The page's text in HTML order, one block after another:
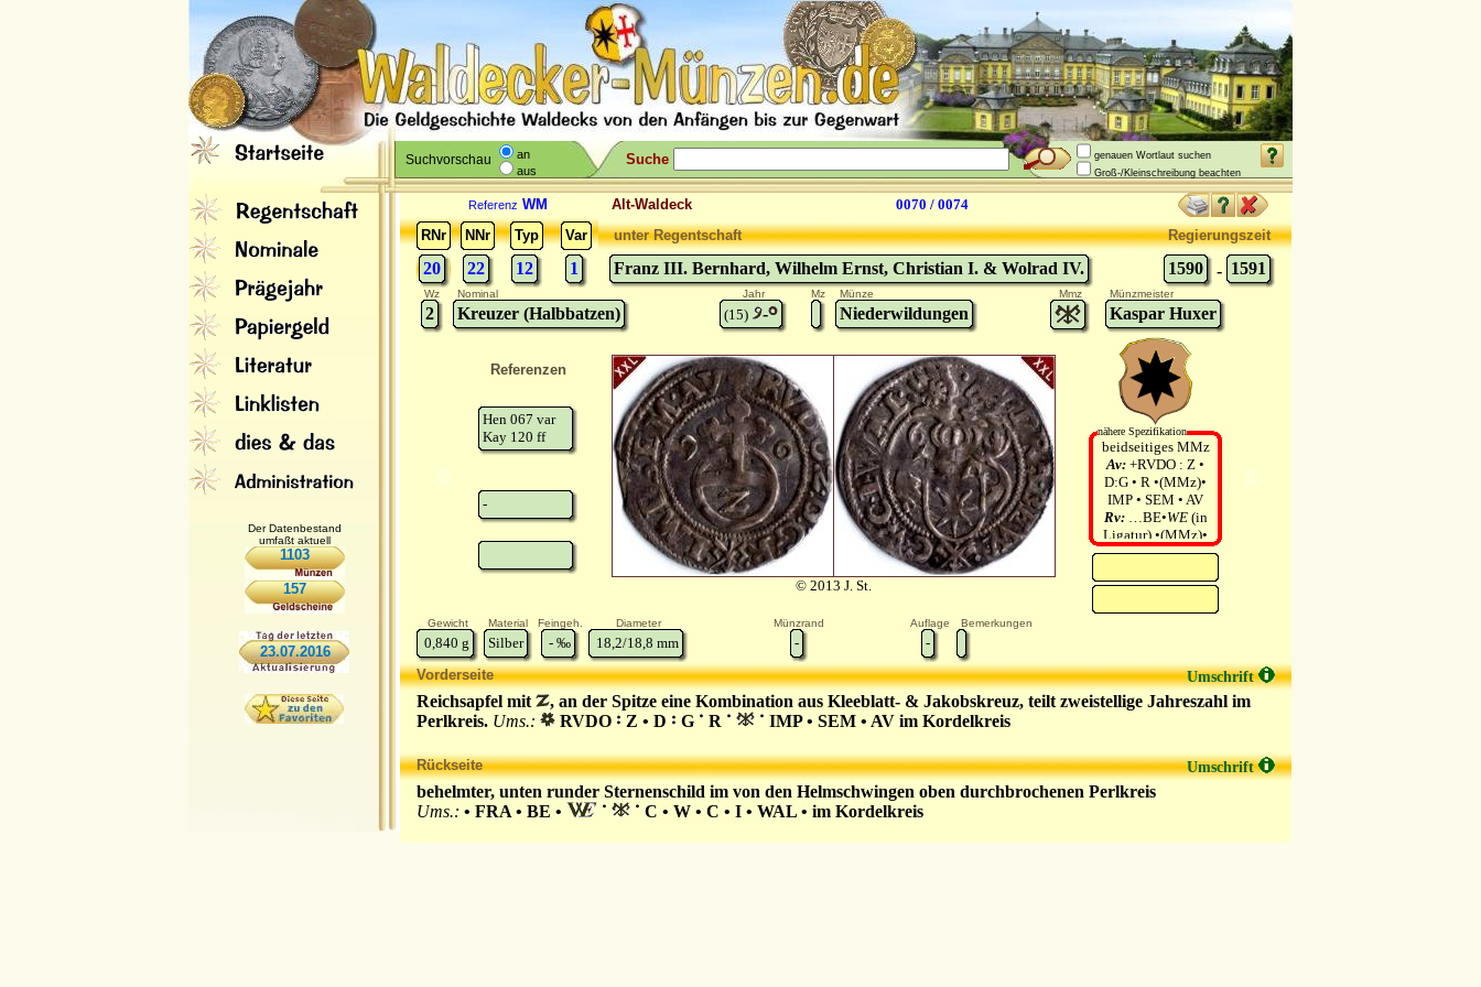
Suchvorschau
an
aus
Suche
genauen Wortlaut suchen
Groß-/Kleinschreibung beachten
Der Datenbestand
umfaßt aktuell
1103
157
23.07.2016
Referenz WM Alt-Waldeck
0070 / 0074
RNr
NNr Typ Var
20 22 12 1
unter Regentschaft Regierungszeit
Franz III. Bernhard, Wilhelm Ernst, Christian I. & Wolrad IV. 1590 - 1591
Wz Nominal Jahr Mz Münze Mmz Münzmeister
2 Kreuzer (Halbbatzen) (15) - Niederwildungen Kaspar Huxer
Referenzen
Hen 067 var
Kay 120 ff
-
© 2013 J. St.
nähere Spezifikation
beidseitiges MMz
Av: +RVDO : Z •
D:G • R •(MMz)•
IMP • SEM • AV
Rv: …BE•WE(in
Ligatur) •(MMz)•
C•W • C•I•WAL•
Gewicht Material Feingeh. Diameter Münzrand Auflage Bemerkungen
0,840 g Silber - ‰ 18,2/18,8 mm - -
Umschrift
Vorderseite
Reichsapfel mit
, an der Spitze eine Kombination aus Kleeblatt- & Jakobskreuz, teilt zweistellige Jahreszahl im
Perlkreis. Ums.: RVDO Z • D G R IMP • SEM • AV im Kordelkreis
Umschrift
Rückseite
behelmter, unten runder Sternenschild im von den Helmschwingen oben durchbrochenen Perlkreis
Ums.: • FRA • BE • C • W • C • I • WAL • im Kordelkreis